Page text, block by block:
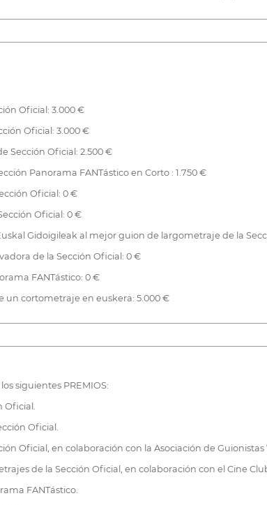
Oficial: 3.000 €
Oficial: 3.000 €
Sección Oficial: 2.500 €
Panorama FANTástico en Corto : 1.750 €
Oficial: 0 €
Oficial: 0 €
Gidoigileak al mejor guion de largometraje de la
de la Sección Oficial: 0 €
FANTástico: 0 €
un cortometraje en euskera: 5.000 €
siguientes PREMIOS:
Oficial.
Oficial.
Oficial, en colaboración con la Asociación de Guionistas
de la Sección Oficial, en colaboración con el Cine
FANTástico.